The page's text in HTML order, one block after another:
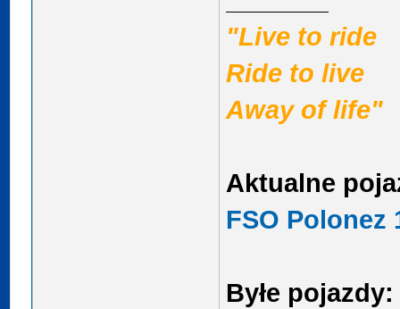
"Live to ride
Ride to live
Away of life"
Aktualne
FSO Polonez
Byłe pojazdy: